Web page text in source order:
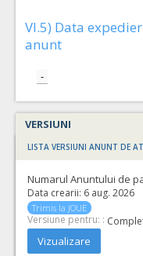
VI.5) Data
anunt
-
VERSIUNI
LISTA VERSIUNI ANUNT DE
Numarul Anuntului de
Data crearii: 6 aug. 2026
Trimis la JOUE
Versiune pentru: :
Vizualizare